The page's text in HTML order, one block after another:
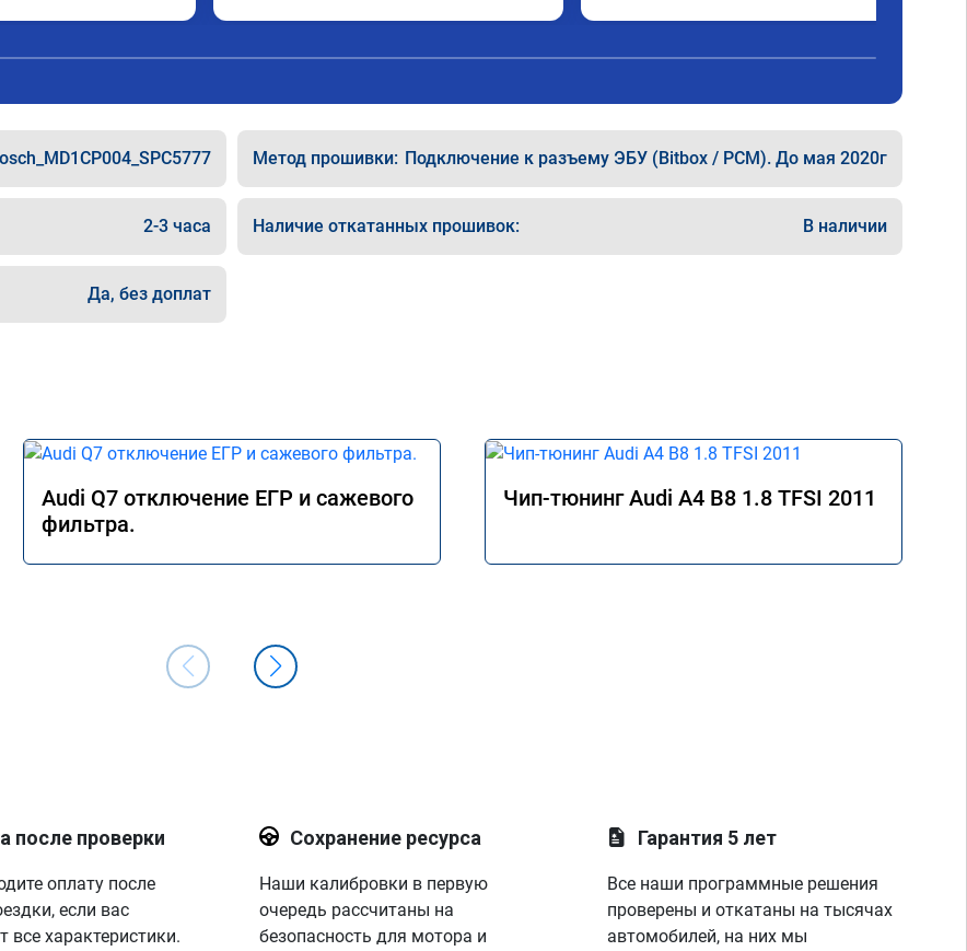
Метод прошивки: Подключение к разъему ЭБУ (Bitbox / PCM). До мая 2020г
2-3 часа Наличие откатанных прошивок: В наличии
Да, без доплат
Audi Q7 отключение ЕГР и сажевого
фильтра.
Чип-тюнинг Audi A4 B8 1.8 TFSI 2011
после проверки
оплату после
если вас
все характеристики.
Сохранение ресурса
Наши калибровки в первую
очередь рассчитаны на
безопасность для мотора и
Гарантия 5 лет
Все наши программные решения
проверены и откатаны на тысячах
автомобилей, на них мы